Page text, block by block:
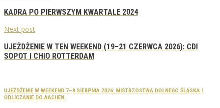
KADRA PO PIERWSZYM KWARTALE 2024
Next post
UJEŻDŻENIE W TEN WEEKEND (19–21 CZERWCA 2026): CDI
SOPOT I CHIO ROTTERDAM
UJEŻDŻENIE W WEEKEND 7–9 SIERPNIA 2026: MISTRZOSTWA DOLNEGO ŚLĄSKA I
ODLICZANIE DO AACHEN